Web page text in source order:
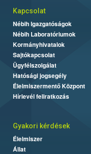
Kapcsolat
Nébih Igazgatóságok
Nébih Laboratóriumok
Kormányhivatalok
Sajtókapcsolat
Ügyfélszolgálat
Hatósági jogsegély
Élelmiszermentő Központ
Hírlevél feliratkozás
Gyakori kérdések
Élelmiszer
Állat